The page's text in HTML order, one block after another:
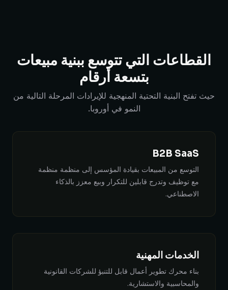
القطاعات التي تتوسع ببنية مبيعات
بتسعة أرقام
حيث تفتح البنية التحتية المنهجية للإيرادات المرحلة التالية من
النمو في أوروبا.
B2B SaaS
التوسع من المبيعات بقيادة المؤسس إلى منظمة منظمة
مع توظيف وتدرج قابلين للتكرار وبيع معزز بالذكاء
الاصطناعي.
الخدمات المهنية
بناء محرك تطوير أعمال قابل للتنبؤ للشركات القانونية
والمحاسبية والاستشارية.